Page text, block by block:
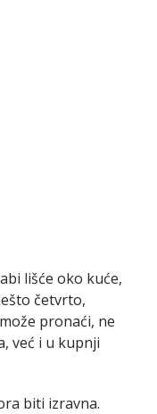
lišće oko kuće,
četvrto,
pronaći, ne
već i u kupnji
biti izravna.